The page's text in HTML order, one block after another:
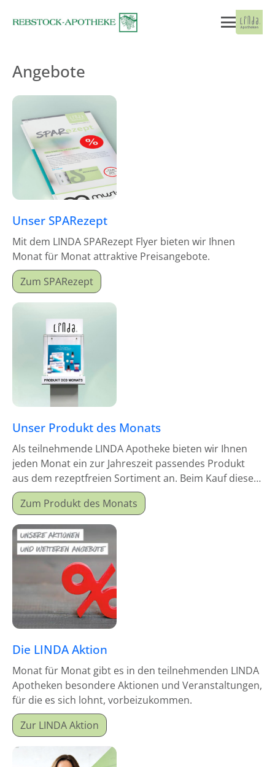
Angebote
Unser SPARezept
Mit dem LINDA SPARezept Flyer bieten wir Ihnen
Monat für Monat attraktive Preisangebote.
Zum SPARezept
Unser Produkt des Monats
Als teilnehmende LINDA Apotheke bieten wir Ihnen
jeden Monat ein zur Jahreszeit passendes Produkt
aus dem rezeptfreien Sortiment an. Beim Kauf dieses
Monatsproduktes erhalten Sie einen Mitgabeartikel
gratis dazu.
Zum Produkt des Monats
Die LINDA Aktion
Monat für Monat gibt es in den teilnehmenden LINDA
Apotheken besondere Aktionen und Veranstaltungen,
für die es sich lohnt, vorbeizukommen.
Zur LINDA Aktion